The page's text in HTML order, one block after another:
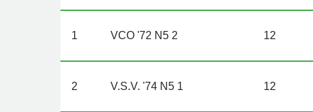
1 VCO '72 N5 2 12
2 V.S.V. '74 N5 1 12